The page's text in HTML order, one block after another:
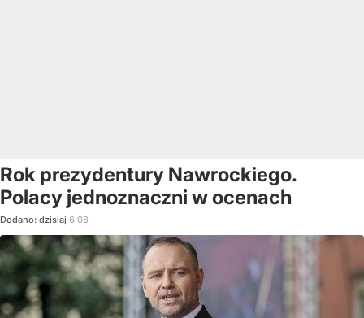
Rok prezydentury Nawrockiego.
Polacy jednoznaczni w ocenach
Dodano: dzisiaj 6:08